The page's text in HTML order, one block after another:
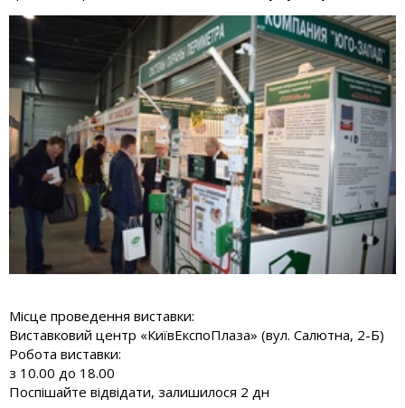
Місце проведення виставки:
Виставковий центр «КиївЕкспоПлаза» (вул. Салютна, 2-Б)
Робота виставки:
з 10.00 до 18.00
Поспішайте відвідати, залишилося 2 дн